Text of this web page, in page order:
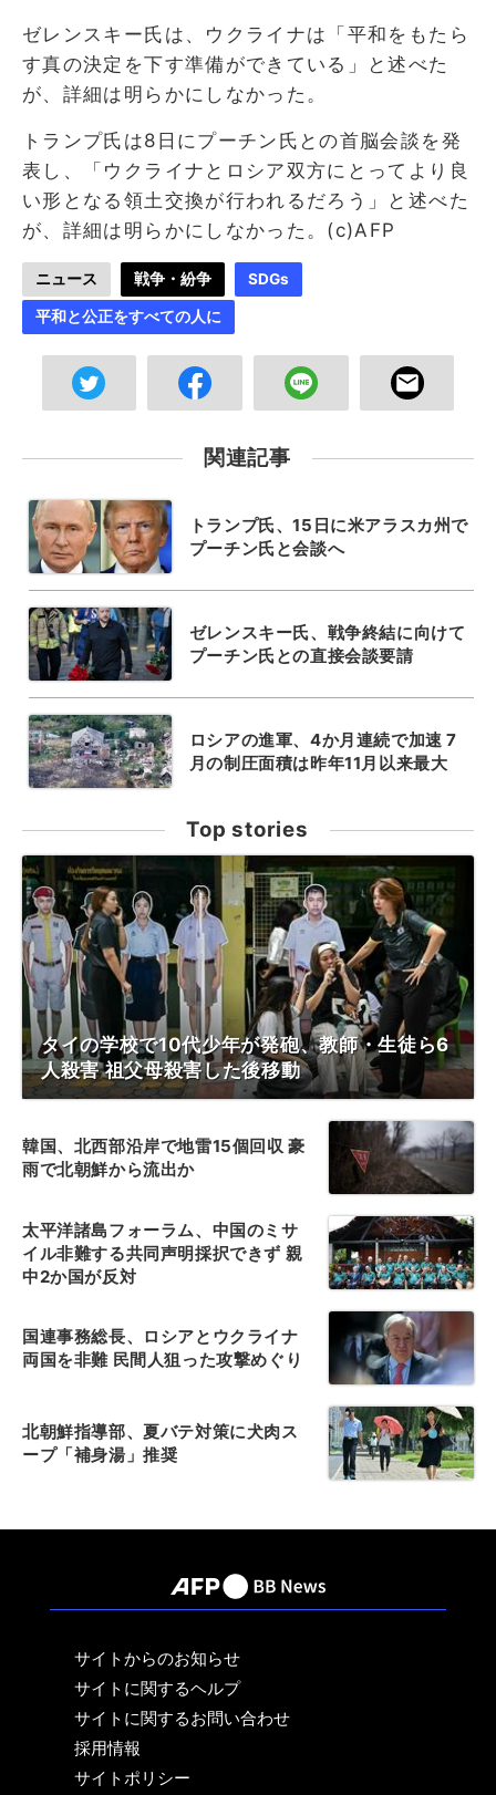
ゼレンスキー氏は、ウクライナは「平和をもたら
す真の決定を下す準備ができている」と述べた
が、詳細は明らかにしなかった。
トランプ氏は8日にプーチン氏との首脳会談を発
表し、「ウクライナとロシア双方にとってより良
い形となる領土交換が行われるだろう」と述べた
が、詳細は明らかにしなかった。(c)AFP
ニュース 戦争・紛争 SDGs
平和と公正をすべての人に
関連記事
トランプ氏、15日に米アラスカ州で
プーチン氏と会談へ
ゼレンスキー氏、戦争終結に向けて
プーチン氏との直接会談要請
ロシアの進軍、4か月連続で加速 7
月の制圧面積は昨年11月以来最大
Top stories
タイの学校で10代少年が発砲、教師・生徒ら6
人殺害 祖父母殺害した後移動
韓国、北西部沿岸で地雷15個回収 豪
雨で北朝鮮から流出か
太平洋諸島フォーラム、中国のミサ
イル非難する共同声明採択できず 親
中2か国が反対
国連事務総長、ロシアとウクライナ
両国を非難 民間人狙った攻撃めぐり
北朝鮮指導部、夏バテ対策に犬肉ス
ープ「補身湯」推奨
サイトからのお知らせ
サイトに関するヘルプ
サイトに関するお問い合わせ
採用情報
サイトポリシー